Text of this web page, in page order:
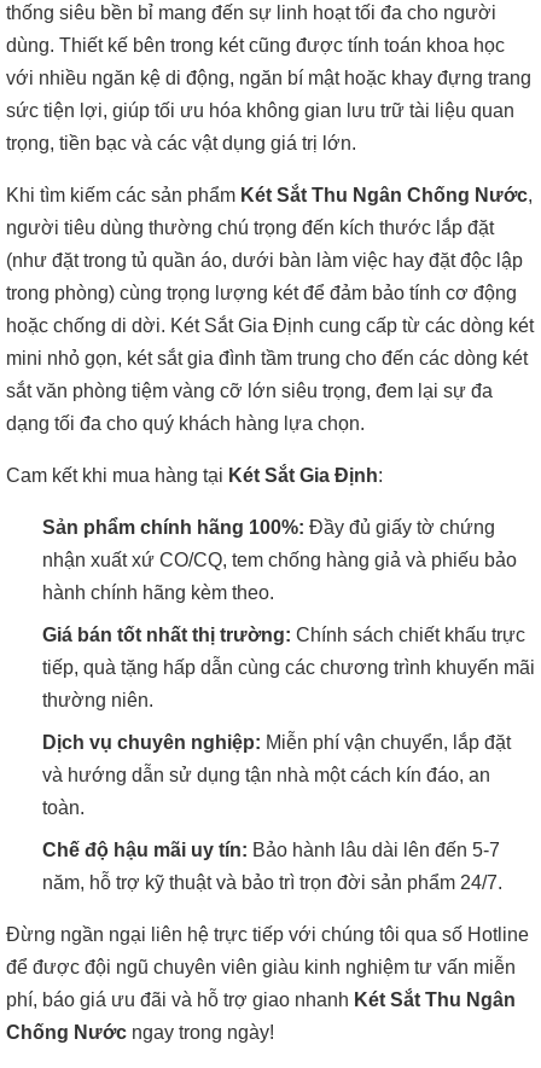
thống siêu bền bỉ mang đến sự linh hoạt tối đa cho người
dùng. Thiết kế bên trong két cũng được tính toán khoa học
với nhiều ngăn kệ di động, ngăn bí mật hoặc khay đựng trang
sức tiện lợi, giúp tối ưu hóa không gian lưu trữ tài liệu quan
trọng, tiền bạc và các vật dụng giá trị lớn.
Khi tìm kiếm các sản phẩm Két Sắt Thu Ngân Chống Nước,
người tiêu dùng thường chú trọng đến kích thước lắp đặt
(như đặt trong tủ quần áo, dưới bàn làm việc hay đặt độc lập
trong phòng) cùng trọng lượng két để đảm bảo tính cơ động
hoặc chống di dời. Két Sắt Gia Định cung cấp từ các dòng két
mini nhỏ gọn, két sắt gia đình tầm trung cho đến các dòng két
sắt văn phòng tiệm vàng cỡ lớn siêu trọng, đem lại sự đa
dạng tối đa cho quý khách hàng lựa chọn.
Cam kết khi mua hàng tại Két Sắt Gia Định:
Sản phẩm chính hãng 100%: Đầy đủ giấy tờ chứng
nhận xuất xứ CO/CQ, tem chống hàng giả và phiếu bảo
hành chính hãng kèm theo.
Giá bán tốt nhất thị trường: Chính sách chiết khấu trực
tiếp, quà tặng hấp dẫn cùng các chương trình khuyến mãi
thường niên.
Dịch vụ chuyên nghiệp: Miễn phí vận chuyển, lắp đặt
và hướng dẫn sử dụng tận nhà một cách kín đáo, an
toàn.
Chế độ hậu mãi uy tín: Bảo hành lâu dài lên đến 5-7
năm, hỗ trợ kỹ thuật và bảo trì trọn đời sản phẩm 24/7.
Đừng ngần ngại liên hệ trực tiếp với chúng tôi qua số Hotline
để được đội ngũ chuyên viên giàu kinh nghiệm tư vấn miễn
phí, báo giá ưu đãi và hỗ trợ giao nhanh Két Sắt Thu Ngân
Chống Nước ngay trong ngày!